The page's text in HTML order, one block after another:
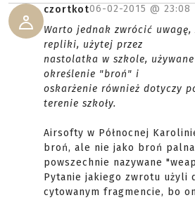
czortkot06-02-2015 @ 23:08
Warto jednak zwrócić
repliki, użytej przez
nastolatka w szkole,
określenie "broń" i
oskarżenie również dotyczy
terenie szkoły.
Airsofty w Północnej
broń, ale nie jako broń
powszechnie nazywane
Pytanie jakiego zwrotu użyli
cytowanym fragmencie, bo